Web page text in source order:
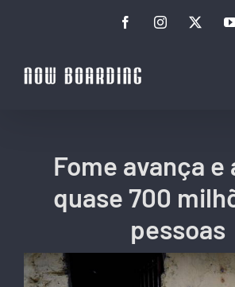
conteúdo
FacebookInstagramTwitter
Fome avança e
quase 700
pessoas